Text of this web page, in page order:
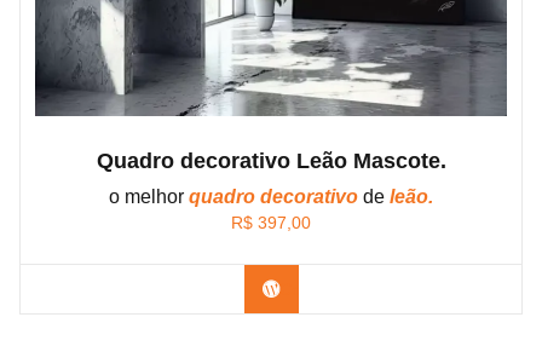
Quadro decorativo Leão Mascote.
o melhor quadro decorativo de leão.
R$ 397,00
Confira os modelos